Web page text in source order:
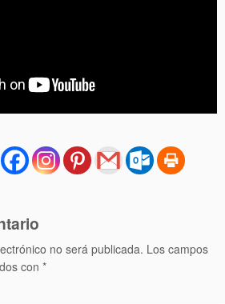
no será publicada. Los campos
con *